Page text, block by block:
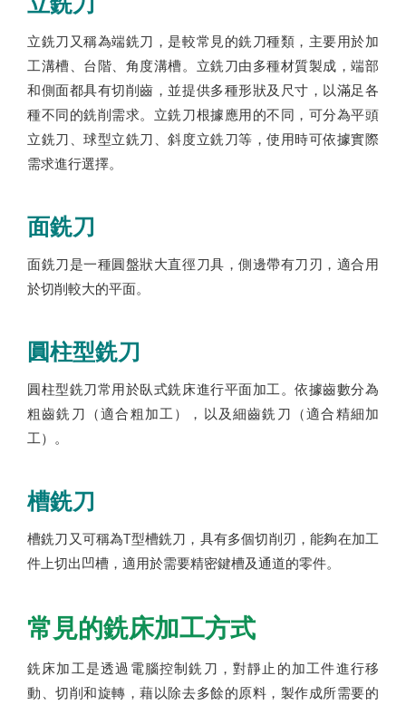
立銑刀又稱為端銑刀，是較常見的銑刀種類，主要用於加
工溝槽、台階、角度溝槽。立銑刀由多種材質製成，端部
和側面都具有切削齒，並提供多種形狀及尺寸，以滿足各
種不同的銑削需求。立銑刀根據應用的不同，可分為平頭
立銑刀、球型立銑刀、斜度立銑刀等，使用時可依據實際
需求進行選擇。
面銑刀
面銑刀是一種圓盤狀大直徑刀具，側邊帶有刀刃，適合用
於切削較大的平面。
圓柱型銑刀
圓柱型銑刀常用於臥式銑床進行平面加工。依據齒數分為
粗齒銑刀（適合粗加工），以及細齒銑刀（適合精細加
工）。
槽銑刀
槽銑刀又可稱為T型槽銑刀，具有多個切削刃，能夠在加工
件上切出凹槽，適用於需要精密鍵槽及通道的零件。
常見的銑床加工方式
銑床加工是透過電腦控制銑刀，對靜止的加工件進行移
動、切削和旋轉，藉以除去多餘的原料，製作成所需要的